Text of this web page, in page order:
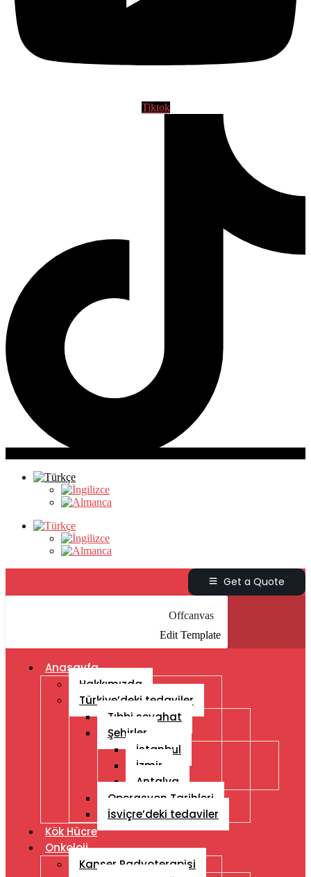
Tiktok
Get a Quote
Offcanvas
Edit Template
Anasayfa
Hakkımızda
Türkiye’deki tedaviler
Tıbbi seyahat
Şehirler
İstanbul
İzmir
Antalya
Operasyon Tarihleri
İsviçre’deki tedaviler
Kök Hücre
Onkoloji
Kanser Radyoterapisi